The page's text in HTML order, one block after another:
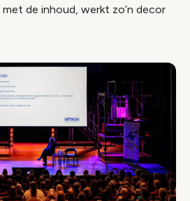
de inhoud, werkt zo’n decor